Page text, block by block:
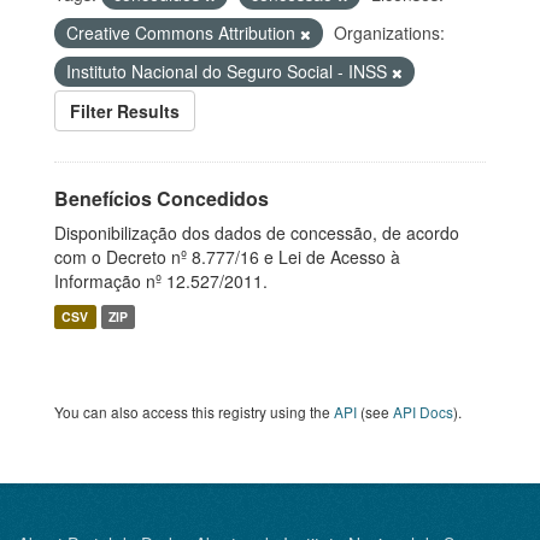
Creative Commons Attribution
Organizations:
Instituto Nacional do Seguro Social - INSS
Filter Results
Benefícios Concedidos
Disponibilização dos dados de concessão, de acordo
com o Decreto nº 8.777/16 e Lei de Acesso à
Informação nº 12.527/2011.
CSV ZIP
You can also access this registry using the API (see API Docs).